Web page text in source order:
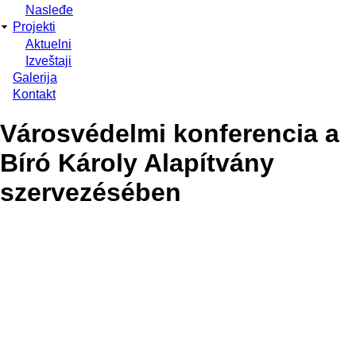
Nasleđe
Projekti
Aktuelni
Izveštaji
Galerija
Kontakt
Városvédelmi konferencia a
Bíró Károly Alapítvány
szervezésében